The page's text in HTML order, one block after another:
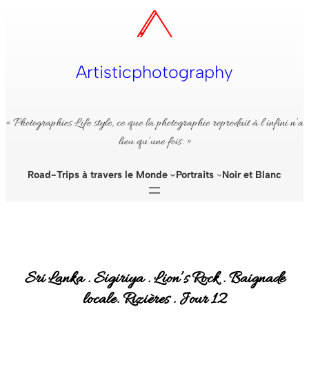
Artisticphotography
« Photographies Life style, ce que la photographie reproduit à l’infini n’a
lieu qu’une fois. »
Road-Trips à travers le Monde Portraits Noir et Blanc
Sri Lanka . Sigiriya . Lion’s Rock . Baignade
locale. Rizières . Jour 12